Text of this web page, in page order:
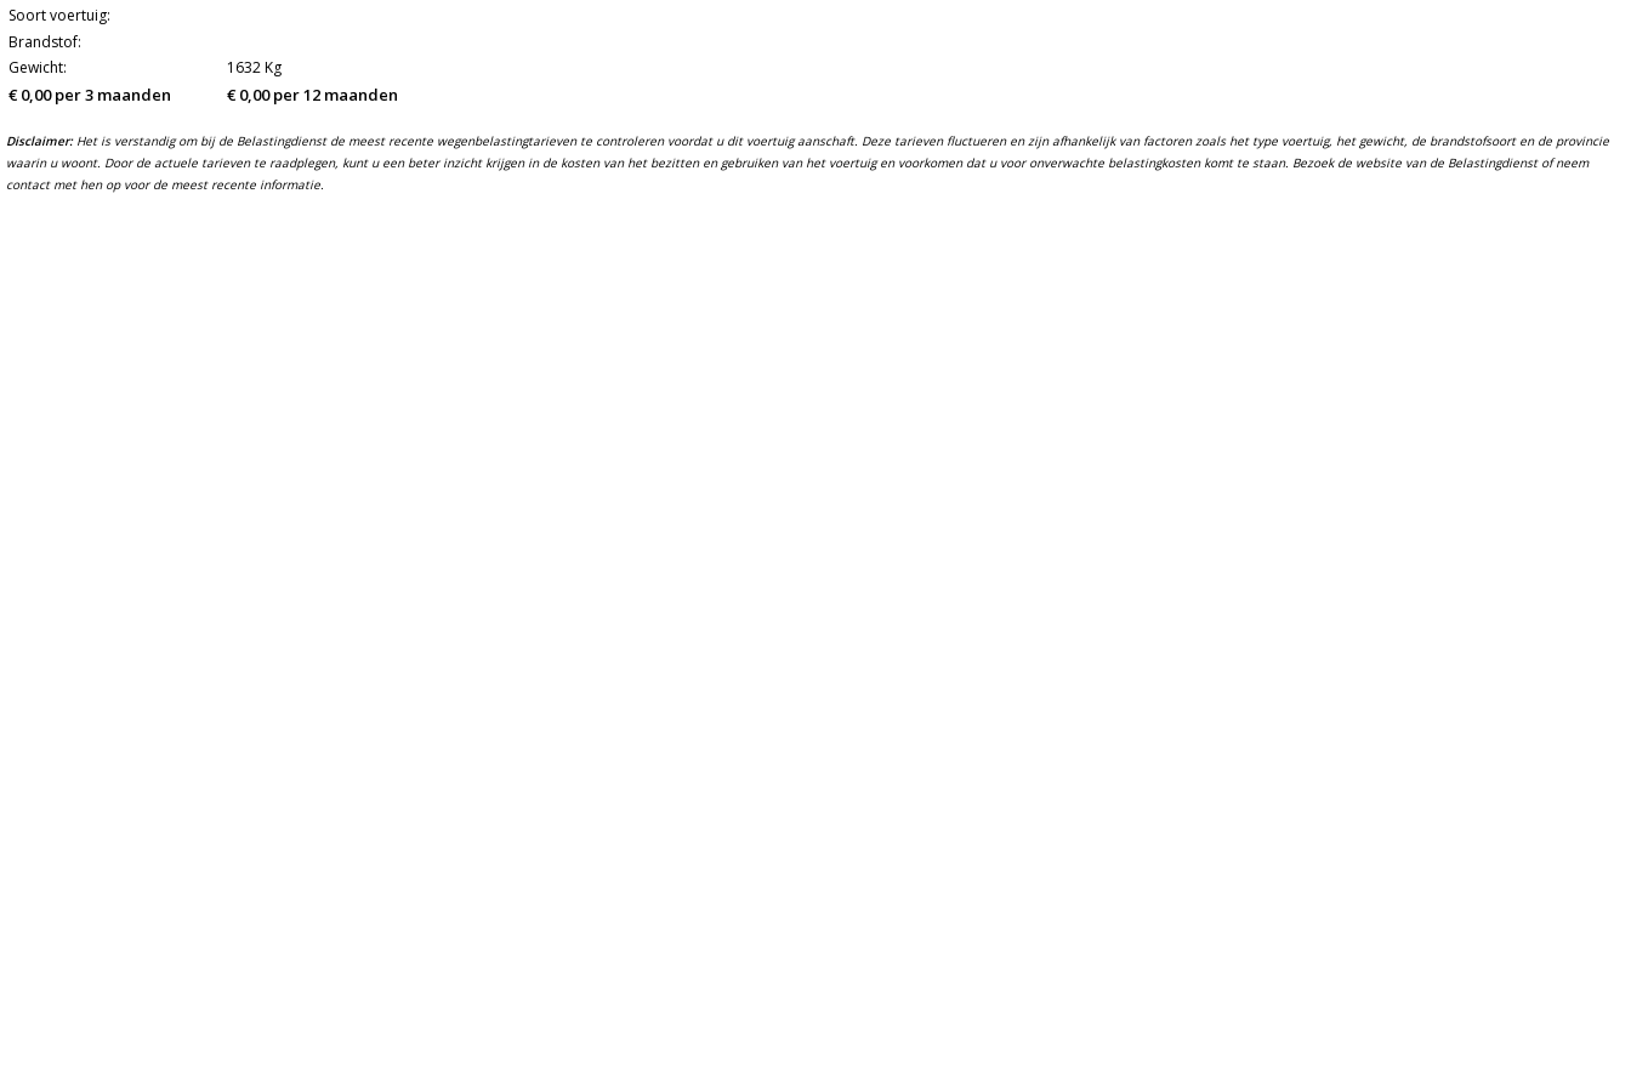
Soort voertuig:
Brandstof:
Gewicht:
1632 Kg
€ 0,00 per 3 maanden € 0,00 per 12 maanden
Disclaimer:Het is verstandig om bij de Belastingdienst de meest recente wegenbelastingtarieven te controleren voordat u dit voertuig aanschaft. Deze tarieven fluctueren en zijn afhankelijk van factoren zoals het type voertuig, het gewicht, de brandstofsoort en de provincie
waarin u woont. Door de actuele tarieven te raadplegen, kunt u een beter inzicht krijgen in de kosten van het bezitten en gebruiken van het voertuig en voorkomen dat u voor onverwachte belastingkosten komt te staan. Bezoek de website van de Belastingdienst of neem
contact met hen op voor de meest recente informatie.